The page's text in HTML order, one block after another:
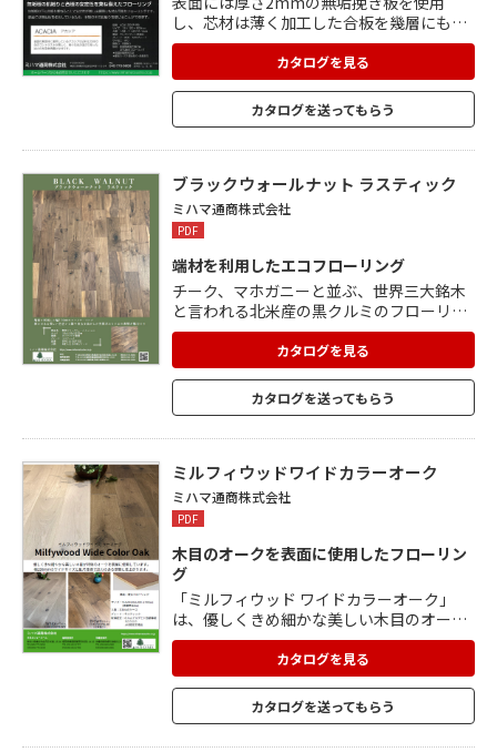
し、芯材は薄く加工した合板を幾層にも重
ねることで、無垢の肌触りと合板の安定性
を兼ね備えた床暖房対応のフローリング。
表面の無垢材に使用しているアカシアは、
辺材と芯材の色のコントラストが美しく、
様々な色が混ざりあった迫力のある表情豊
カタログを見る
カタログを送ってもらう
ブラックウォールナット ラスティック
ミハマ通商株式会社
PDF
端材を利用したエコフローリング
チーク、マホガニーと並ぶ、世界三大銘木
と言われる北米産の黒クルミのフローリン
グ。 強く粘りがあり狂いも少ない材です。
紫系の灰色がかった独特の茶色とその木目
から家具でも多く使われています。 節を生
かしたナチュラル感縊れるラスティック調
で、荒々しく力強いイメージ。 個性的な家
カタログを見る
カタログを送ってもらう
ミルフィウッドワイドカラーオーク
ミハマ通商株式会社
PDF
木目のオークを表面に使用したフローリン
グ
「ミルフィウッド ワイドカラーオーク」
は、優しくきめ細かな美しい木目のオーク
を表面に使用した複合フローリングです。
190mmの幅広乱尺は迫力があり、広い室
内やホテルのテーブルなどに使用されてい
ます。カラーバリエーションは、「ホワイ
ト」と「ブラウン」の2色展開。地球環境
カタログを見る
カタログを送ってもらう